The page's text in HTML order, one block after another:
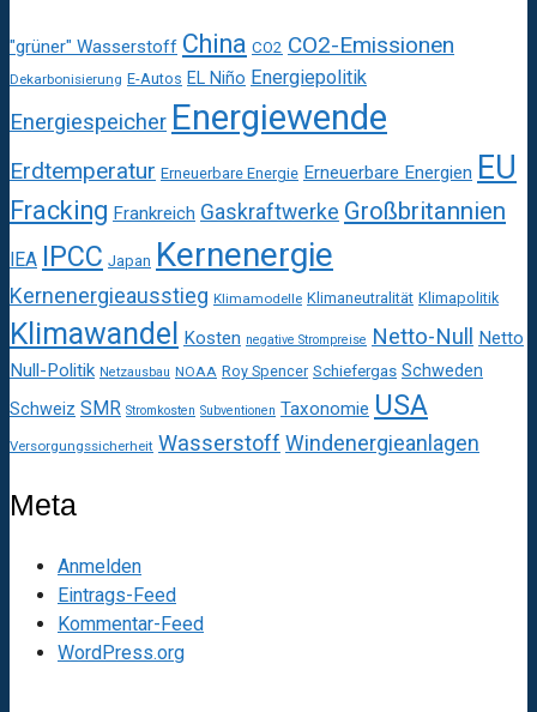
"grüner" Wasserstoff China CO2 CO2-Emissionen
Dekarbonisierung E-Autos EL Niño Energiepolitik
Energiespeicher Energiewende
Erdtemperatur Erneuerbare Energie Erneuerbare Energien EU
Fracking Frankreich Gaskraftwerke Großbritannien
IEA IPCC Japan Kernenergie
Kernenergieausstieg Klimamodelle Klimaneutralität Klimapolitik
Klimawandel Kosten negative Strompreise Netto-Null Netto
Null-Politik Netzausbau NOAA Roy Spencer Schiefergas Schweden
Schweiz SMR Stromkosten Subventionen Taxonomie USA
Versorgungssicherheit Wasserstoff Windenergieanlagen
Meta
Anmelden
Eintrags-Feed
Kommentar-Feed
WordPress.org